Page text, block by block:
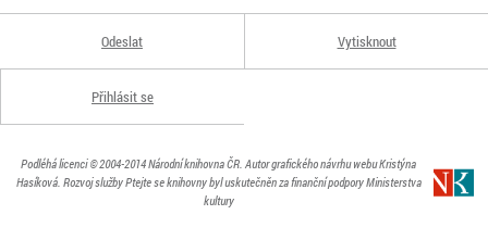
Odeslat Vytisknout
Přihlásit se
Podléhá licenci© 2004-2014Národní knihovna ČR. Autor grafického návrhu webu Kristýna
Hasíková. Rozvoj služby Ptejte se knihovny byl uskutečněn za finanční podpory Ministerstva
kultury